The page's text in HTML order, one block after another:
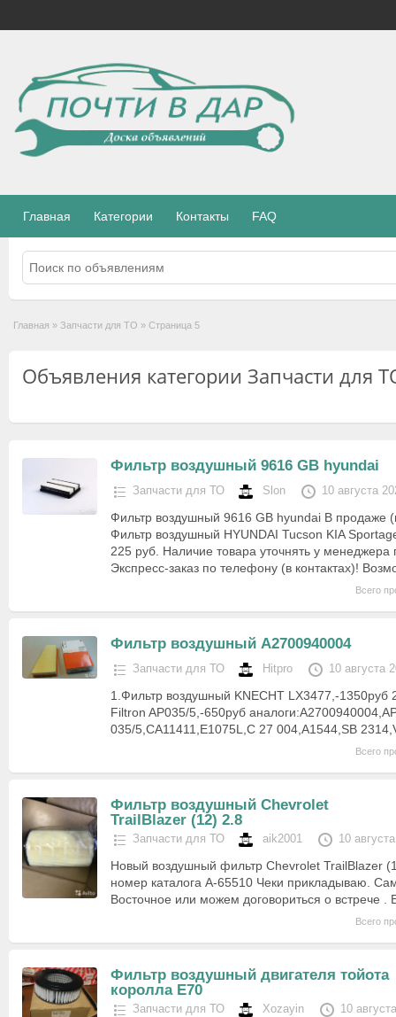
Главная Категории Контакты FAQ
Главная » Запчасти для ТО » Страница 5
Объявления категории Запчасти для
Фильтр воздушный 9616 GB hyundai
Запчасти для ТО Slon 10 августа
Фильтр воздушный 9616 GB hyundai В продаже
Фильтр воздушный HYUNDAI Tucson KIA
225 руб. Наличие товара уточнять у
Экспресс-заказ по телефону (в контактах)!
Всего
Фильтр воздушный A2700940004
Запчасти для ТО Hitpro 10 августа
1.Фильтр воздушный KNECHT LX3477,-1350руб
Filtron AP035/5,-650руб
035/5,CA11411,E1075L,C 27 004,A1544,SB
Всего
Фильтр воздушный Chevrolet
TrailBlazer (12) 2.8
Запчасти для ТО aik2001 10
Новый воздушный фильтр Chevrolet TrailBlazer
номер каталога A-65510 Чеки прикладываю.
Восточное или можем договориться о встрече .
Всего
Фильтр воздушный двигателя тойота
королла Е70
Запчасти для ТО Xozayin 10